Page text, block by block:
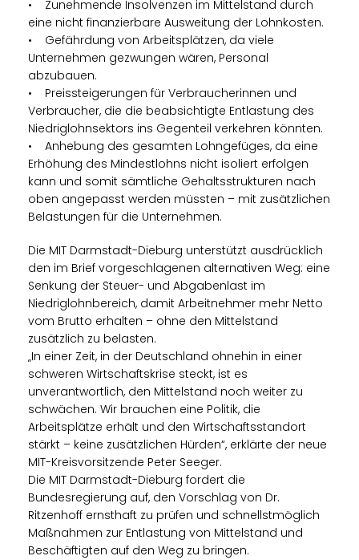
• Zunehmende Insolvenzen im Mittelstand durch
eine nicht finanzierbare Ausweitung der Lohnkosten.
• Gefährdung von Arbeitsplätzen, da viele
Unternehmen gezwungen wären, Personal
abzubauen.
• Preissteigerungen für Verbraucherinnen und
Verbraucher, die die beabsichtigte Entlastung des
Niedriglohnsektors ins Gegenteil verkehren könnten.
• Anhebung des gesamten Lohngefüges, da eine
Erhöhung des Mindestlohns nicht isoliert erfolgen
kann und somit sämtliche Gehaltsstrukturen nach
oben angepasst werden müssten – mit zusätzlichen
Belastungen für die Unternehmen.
Die MIT Darmstadt-Dieburg unterstützt ausdrücklich
den im Brief vorgeschlagenen alternativen Weg: eine
Senkung der Steuer- und Abgabenlast im
Niedriglohnbereich, damit Arbeitnehmer mehr Netto
vom Brutto erhalten – ohne den Mittelstand
zusätzlich zu belasten.
In einer Zeit, in der Deutschland ohnehin in einer
schweren Wirtschaftskrise steckt, ist es
unverantwortlich, den Mittelstand noch weiter zu
schwächen. Wir brauchen eine Politik, die
Arbeitsplätze erhält und den Wirtschaftsstandort
stärkt – keine zusätzlichen Hürden“, erklärte der neue
MIT-Kreisvorsitzende Peter Seeger.
Die MIT Darmstadt-Dieburg fordert die
Bundesregierung auf, den Vorschlag von Dr.
Ritzenhoff ernsthaft zu prüfen und schnellstmöglich
Maßnahmen zur Entlastung von Mittelstand und
Beschäftigten auf den Weg zu bringen.